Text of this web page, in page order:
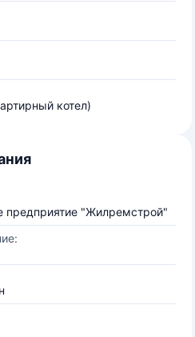
котел)
предприятие "Жилремстрой"